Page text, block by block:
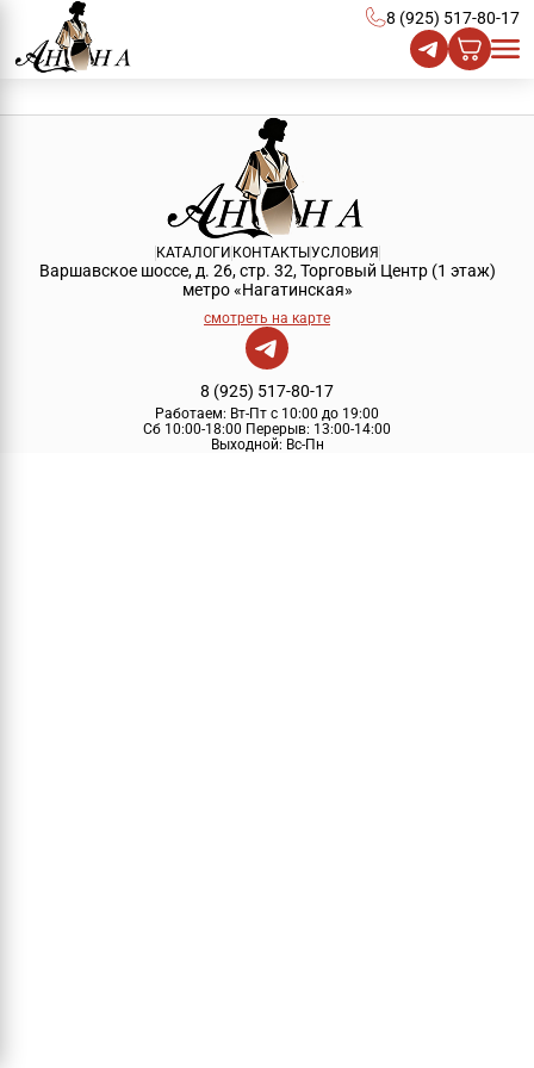
8 (925) 517-80-17
КАТАЛОГИ КОНТАКТЫУСЛОВИЯ
Варшавское шоссе, д. 26, стр. 32, Торговый Центр (1 этаж)
метро «Нагатинская»
смотреть на карте
8 (925) 517-80-17
Работаем: Вт-Пт с 10:00 до 19:00
Сб 10:00-18:00 Перерыв: 13:00-14:00
Выходной: Вс-Пн